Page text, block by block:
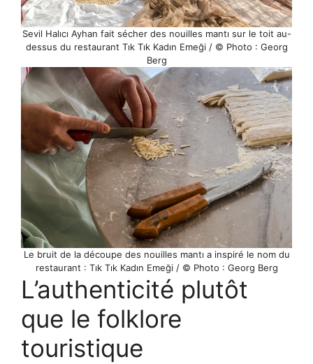
Sevil Halıcı Ayhan fait sécher des nouilles mantı sur le toit au-
dessus du restaurant Tık Tık Kadın Emeği / © Photo : Georg
Berg
Le bruit de la découpe des nouilles mantı a inspiré le nom du
restaurant : Tık Tık Kadın Emeği / © Photo : Georg Berg
L’authenticité plutôt
que le folklore
touristique